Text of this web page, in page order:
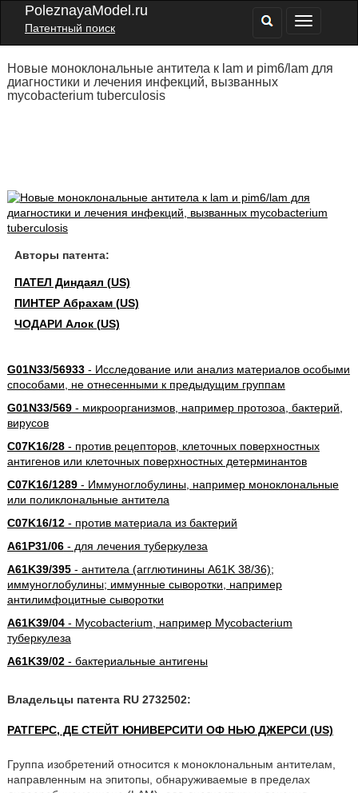
PoleznayaModel.ru
Патентный поиск
Новые моноклональные антитела к lam и pim6/lam для
диагностики и лечения инфекций, вызванных
mycobacterium tuberculosis
Авторы патента:
ПАТЕЛ Диндаял (US)
ПИНТЕР Абрахам (US)
ЧОДАРИ Алок (US)
G01N33/56933- Исследование или анализ материалов особыми
способами, не отнесенными к предыдущим группам
G01N33/569- микроорганизмов, например протозоа, бактерий,
вирусов
C07K16/28- против рецепторов, клеточных поверхностных
антигенов или клеточных поверхностных детерминантов
C07K16/1289- Иммуноглобулины, например моноклональные
или поликлональные антитела
C07K16/12- против материала из бактерий
A61P31/06- для лечения туберкулеза
A61K39/395- антитела (агглютинины A61K 38/36);
иммуноглобулины; иммунные сыворотки, например
антилимфоцитные сыворотки
A61K39/04- Mycobacterium, например Mycobacterium
туберкулеза
A61K39/02- бактериальные антигены
Владельцы патента RU 2732502:
РАТГЕРС, ДЕ СТЕЙТ ЮНИВЕРСИТИ ОФ НЬЮ ДЖЕРСИ (US)
Группа изобретений относится к моноклональным антителам,
направленным на эпитопы, обнаруживаемые в пределах